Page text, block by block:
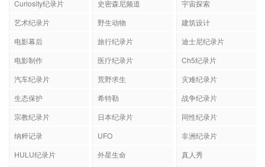
Curiosity纪录片 史密森尼频道
宇宙探索
艺术纪录片
野生动物
建筑设计
电影幕后
旅行纪录片
迪士尼纪录片
电影制作
医疗纪录片
Ch5纪录片
汽车纪录片
荒野求生
灾难纪录片
生态保护
希特勒
战争纪录片
宗教纪录片
日本纪录片
同性纪录片
纳粹记录
UFO
非洲纪录片
HULU纪录片
外星生命
真人秀